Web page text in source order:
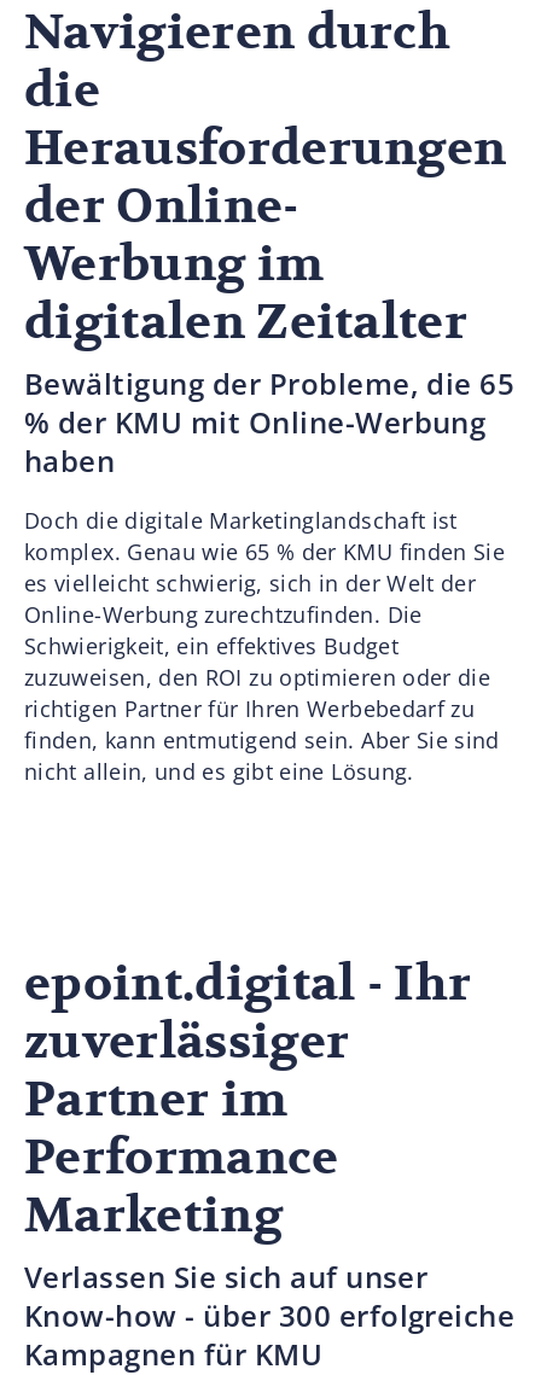
Navigieren durch
die
Herausforderungen
der Online-
Werbung im
digitalen Zeitalter
Bewältigung der Probleme, die 65
% der KMU mit Online-Werbung
haben
Doch die digitale Marketinglandschaft ist
komplex. Genau wie 65 % der KMU finden Sie
es vielleicht schwierig, sich in der Welt der
Online-Werbung zurechtzufinden. Die
Schwierigkeit, ein effektives Budget
zuzuweisen, den ROI zu optimieren oder die
richtigen Partner für Ihren Werbebedarf zu
finden, kann entmutigend sein. Aber Sie sind
nicht allein, und es gibt eine Lösung.
epoint.digital - Ihr
zuverlässiger
Partner im
Performance
Marketing
Verlassen Sie sich auf unser
Know-how - über 300 erfolgreiche
Kampagnen für KMU